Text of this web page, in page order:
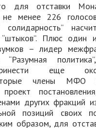
для отставки
менее 226
солидарность”
“штыков”. Плюс один
– лидер
“Разумная
еще
члены МФО
других фракций
позиций своих
образом, для